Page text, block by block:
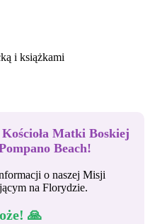
i książkami
Matki Boskiej
Beach!
o naszej Misji
na Florydzie.
🙏